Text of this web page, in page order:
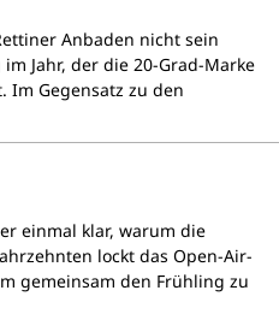
Anbaden nicht sein
Jahr, der die 20-Grad-Marke
Gegensatz zu den
einmal klar, warum die
lockt das Open-Air-
gemeinsam den Frühling zu